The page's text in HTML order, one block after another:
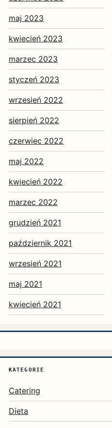
maj 2023
kwiecień 2023
marzec 2023
styczeń 2023
wrzesień 2022
sierpień 2022
czerwiec 2022
maj 2022
kwiecień 2022
marzec 2022
grudzień 2021
październik 2021
wrzesień 2021
maj 2021
kwiecień 2021
KATEGORIE
Catering
Dieta